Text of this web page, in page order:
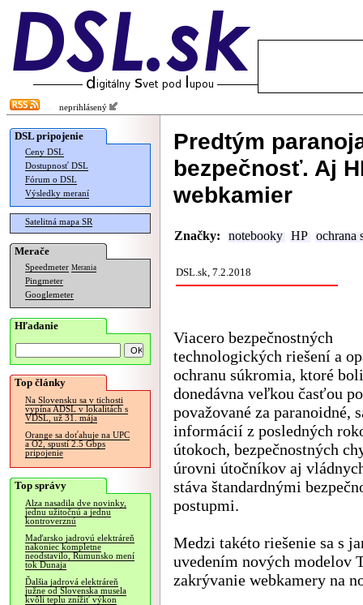
neprihlásený
DSL pripojenie
Ceny DSL
Dostupnosť DSL
Fórum o DSL
Výsledky meraní
Satelitná mapa SR
Merače
Speedmeter Merania
Pingmeter
Googlemeter
Hľadanie
Top články
Na Slovensku sa v tichosti
vypína ADSL v lokalitách s
VDSL, už 31. mája
Orange sa doťahuje na UPC
a O2, spustí 2.5 Gbps
pripojenie
Top správy
Alza nasadila dve novinky,
jednu užitočnú a jednu
kontroverznú
Maďarsko jadrovú elektráreň
nakoniec kompletne
neodstavilo, Rumunsko mení
tok Dunaja
Ďalšia jadrová elektráreň
južne od Slovenska musela
kvôli teplu znížiť výkon
Predtým
bezpečnosť. Aj
webkamier
Značky: notebooky HP ochrana
DSL.sk, 7.2.2018
Viacero bezpečnostných
technologických riešení a
ochranu súkromia, ktoré boli
donedávna veľkou časťou
považované za paranoidné,
informácií z posledných
útokoch, bezpečnostných
úrovni útočníkov aj
stáva štandardnými
postupmi.
Medzi takéto riešenie sa s
uvedením nových modelov
zakrývanie webkamery na